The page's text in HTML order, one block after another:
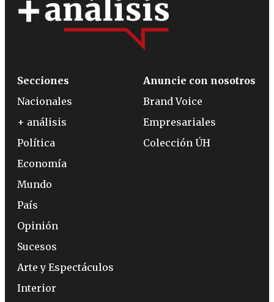
Secciones
Nacionales
+ análisis
Política
Economía
Mundo
País
Opinión
Sucesos
Arte y Espectáculos
Interior
Anuncie con nosotros
Brand Voice
Empresariales
Colección ÚH